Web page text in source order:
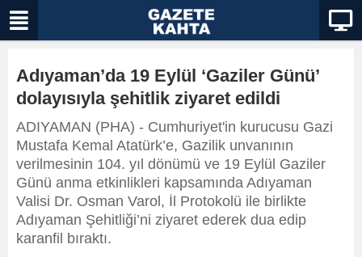
Adıyaman’da 19 Eylül ‘Gaziler Günü’
dolayısıyla şehitlik ziyaret edildi
ADIYAMAN (PHA) - Cumhuriyet'in kurucusu Gazi
Mustafa Kemal Atatürk’e, Gazilik unvanının
verilmesinin 104. yıl dönümü ve 19 Eylül Gaziler
Günü anma etkinlikleri kapsamında Adıyaman
Valisi Dr. Osman Varol, İl Protokolü ile birlikte
Adıyaman Şehitliği’ni ziyaret ederek dua edip
karanfil bıraktı.